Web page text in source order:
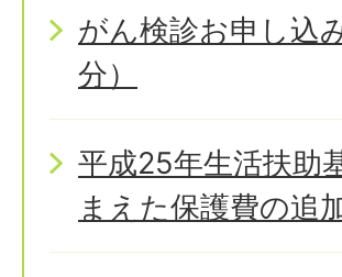
がん検診お申し込
分）
平成25年生活扶助
まえた保護費の追